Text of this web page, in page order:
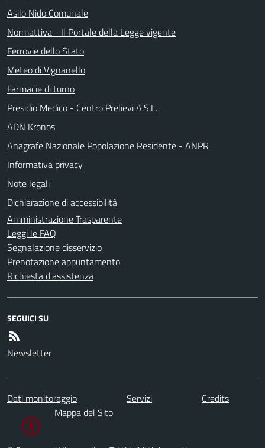
Asilo Nido Comunale
Normattiva - Il Portale della Legge vigente
Ferrovie dello Stato
Meteo di Vignanello
Farmacie di turno
Presidio Medico - Centro Prelievi A.S.L.
ADN Kronos
Anagrafe Nazionale Popolazione Residente - ANPR
Informativa privacy
Note legali
Dichiarazione di accessibilità
Amministrazione Trasparente
Leggi le FAQ
Segnalazione disservizio
Prenotazione appuntamento
Richiesta d'assistenza
SEGUICI SU
Newsletter
Dati monitoraggio Servizi
Credits
Mappa del Sito